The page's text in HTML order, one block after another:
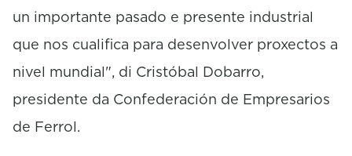
un importante pasado e presente industrial
que nos cualifica para desenvolver proxectos a
nivel mundial", di Cristóbal Dobarro,
presidente da Confederación de Empresarios
de Ferrol.